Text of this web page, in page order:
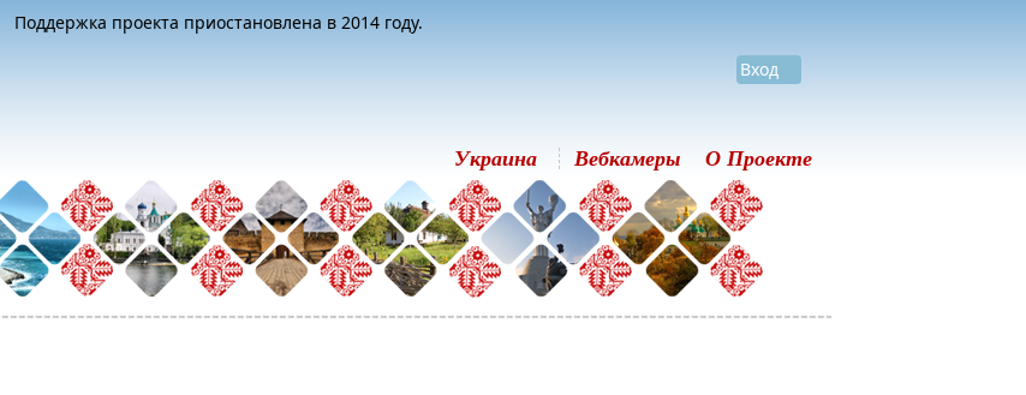
Поддержка проекта приостановлена в 2014 году.
Вход
Украина Вебкамеры О Проекте